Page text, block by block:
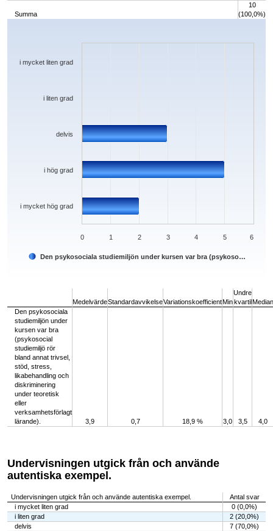
Summa
10
(100,0%)
Chart
The chart has 1 X axis displaying categories.
Den psykosociala studiemiljön under kursen var bra (psykoso…
i mycket hög grad
i hög grad
delvis
i liten grad
i mycket liten grad
0 1 2 3 4 5 6
MedelvärdeStandardavvikelseVariationskoefficientMin
Undre
kvartilMedian
Den psykosociala
studiemiljön under
kursen var bra
(psykosocial
studiemiljö rör
bland annat trivsel,
stöd, stress,
likabehandling och
diskriminering
under teoretisk
eller
verksamhetsförlagt
lärande).
3,9 0,7 18,9 % 3,0 3,5 4,0
Undervisningen utgick från och använde
autentiska exempel.
Undervisningen utgick från och använde autentiska exempel.
Antal svar
i mycket liten grad
0 (0,0%)
i liten grad
2 (20,0%)
delvis
7 (70,0%)